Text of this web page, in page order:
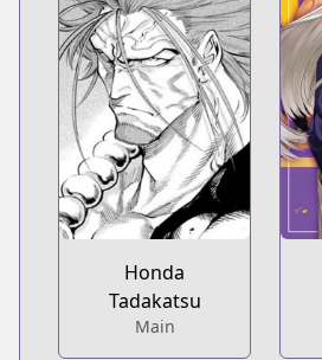
Honda
Tadakatsu
Main